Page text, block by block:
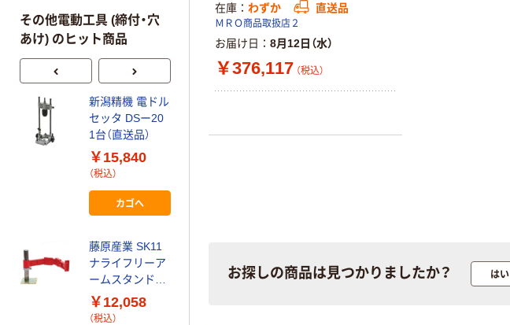
在庫 わずか 直送品
ＭＲＯ商品取扱店２
お届け日 8月12日（水）
￥376,117 （税込）
お探しの商品は見つかりましたか？ はい
その他電動工具 (締付・穴
あけ) のヒット商品
新潟精機 電ドル
セッタ DSー20
1台（直送品）
￥15,840
（税込）
カゴへ
藤原産業 SK11
ナライフリーア
ームスタンド
STFー400
4977292494120
￥12,058
（税込）
WR
￥1,195,415
~
ルト 18V XRシ
リーズ ブラシレ